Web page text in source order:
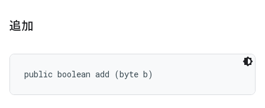
追加
public boolean add (byte b)